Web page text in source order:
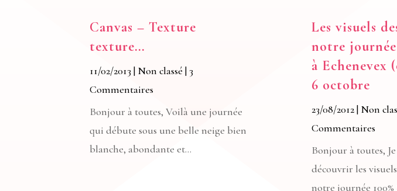
Canvas – Texture
texture…
11/02/2013 | Non classé | 3
Commentaires
Bonjour à toutes, Voilà une journée
qui débute sous une belle neige bien
blanche, abondante et...
Les visuels
notre journée
à Echenevex
6 octobre
23/08/2012| Non
Commentaires
Bonjour à toutes,
découvrir les
notre journée